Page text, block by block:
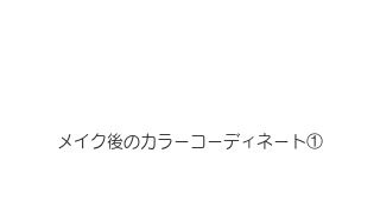
メイク後のカラーコーディネート①